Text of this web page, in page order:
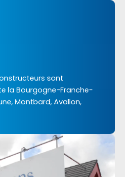
sont
la Bourgogne-Franche-
Montbard, Avallon,